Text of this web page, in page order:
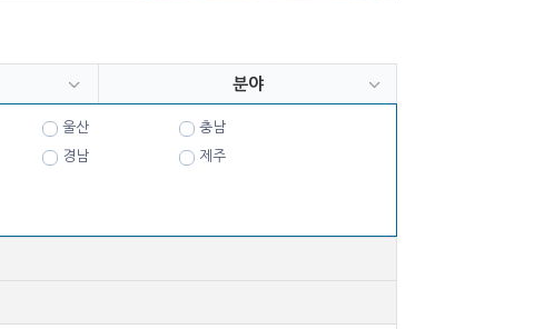
분야
울산
충남
경남 제주